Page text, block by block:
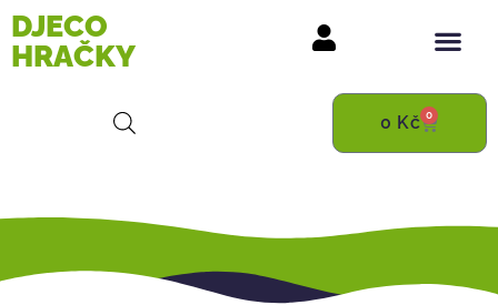
DJECO
HRAČKY
0 Kč 0